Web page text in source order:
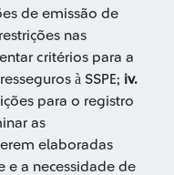
de emissão de
nas
critérios para a
à SSPE; iv.
para o registro
as
elaboradas
e a necessidade de